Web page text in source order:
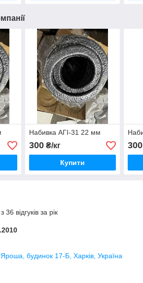
Набивка АГІ-31 22 мм
300₴/кг
Купити
300
відгуків за рік
будинок 17-Б, Харків, Україна